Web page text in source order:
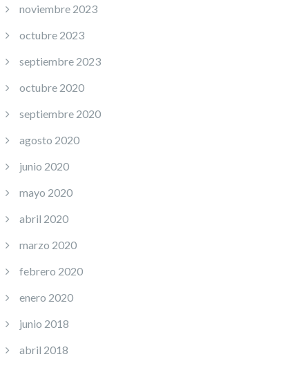
noviembre 2023
octubre 2023
septiembre 2023
octubre 2020
septiembre 2020
agosto 2020
junio 2020
mayo 2020
abril 2020
marzo 2020
febrero 2020
enero 2020
junio 2018
abril 2018